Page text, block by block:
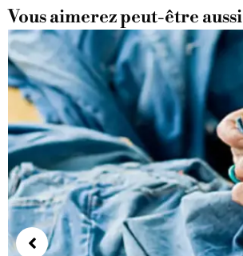
Vous aimerez peut-être aussi